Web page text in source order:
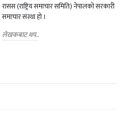
रासस (राष्ट्रिय समाचार समिति) नेपालको सरकारी
समाचार संस्था हो ।
लेखकबाट थप..